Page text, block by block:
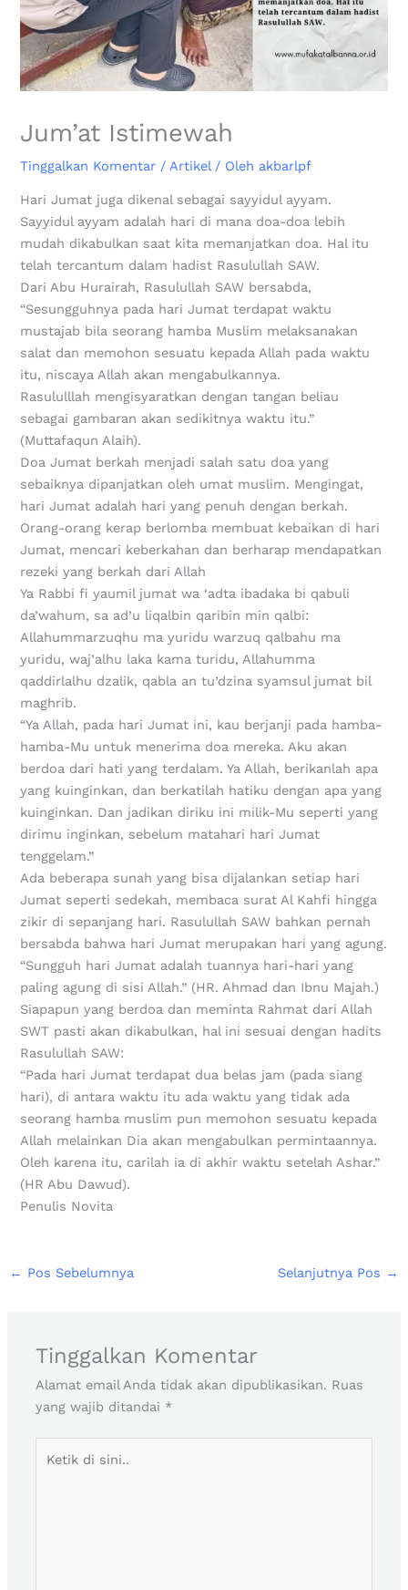
Jum’at Istimewah
Tinggalkan Komentar / Artikel / Oleh akbarlpf
Hari Jumat juga dikenal sebagai sayyidul ayyam.
Sayyidul ayyam adalah hari di mana doa-doa lebih
mudah dikabulkan saat kita memanjatkan doa. Hal itu
telah tercantum dalam hadist Rasulullah SAW.
Dari Abu Hurairah, Rasulullah SAW bersabda,
“Sesungguhnya pada hari Jumat terdapat waktu
mustajab bila seorang hamba Muslim melaksanakan
salat dan memohon sesuatu kepada Allah pada waktu
itu, niscaya Allah akan mengabulkannya.
Rasululllah mengisyaratkan dengan tangan beliau
sebagai gambaran akan sedikitnya waktu itu.”
(Muttafaqun Alaih).
Doa Jumat berkah menjadi salah satu doa yang
sebaiknya dipanjatkan oleh umat muslim. Mengingat,
hari Jumat adalah hari yang penuh dengan berkah.
Orang-orang kerap berlomba membuat kebaikan di hari
Jumat, mencari keberkahan dan berharap mendapatkan
rezeki yang berkah dari Allah
Ya Rabbi fi yaumil jumat wa ‘adta ibadaka bi qabuli
da’wahum, sa ad’u liqalbin qaribin min qalbi:
Allahummarzuqhu ma yuridu warzuq qalbahu ma
yuridu, waj’alhu laka kama turidu, Allahumma
qaddirlalhu dzalik, qabla an tu’dzina syamsul jumat bil
maghrib.
“Ya Allah, pada hari Jumat ini, kau berjanji pada hamba-
hamba-Mu untuk menerima doa mereka. Aku akan
berdoa dari hati yang terdalam. Ya Allah, berikanlah apa
yang kuinginkan, dan berkatilah hatiku dengan apa yang
kuinginkan. Dan jadikan diriku ini milik-Mu seperti yang
dirimu inginkan, sebelum matahari hari Jumat
tenggelam.”
Ada beberapa sunah yang bisa dijalankan setiap hari
Jumat seperti sedekah, membaca surat Al Kahfi hingga
zikir di sepanjang hari. Rasulullah SAW bahkan pernah
bersabda bahwa hari Jumat merupakan hari yang agung.
“Sungguh hari Jumat adalah tuannya hari-hari yang
paling agung di sisi Allah.” (HR. Ahmad dan Ibnu Majah.)
Siapapun yang berdoa dan meminta Rahmat dari Allah
SWT pasti akan dikabulkan, hal ini sesuai dengan hadits
Rasulullah SAW:
“Pada hari Jumat terdapat dua belas jam (pada siang
hari), di antara waktu itu ada waktu yang tidak ada
seorang hamba muslim pun memohon sesuatu kepada
Allah melainkan Dia akan mengabulkan permintaannya.
Oleh karena itu, carilah ia di akhir waktu setelah Ashar.”
(HR Abu Dawud).
Penulis Novita
← Pos Sebelumnya Selanjutnya Pos →
Tinggalkan Komentar
Alamat email Anda tidak akan dipublikasikan. Ruas
yang wajib ditandai *